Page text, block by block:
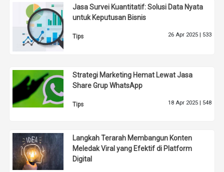
Jasa Survei Kuantitatif: Solusi Data Nyata
untuk Keputusan Bisnis
Tips 26 Apr 2025 | 533
Strategi Marketing Hemat Lewat Jasa
Share Grup WhatsApp
Tips 18 Apr 2025 | 548
Langkah Terarah Membangun Konten
Meledak Viral yang Efektif di Platform
Digital